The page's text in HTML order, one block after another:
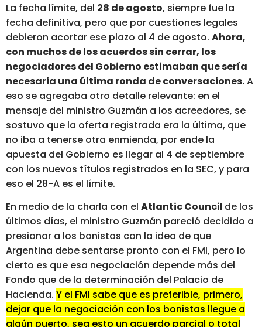
La fecha límite, del 28 de agosto, siempre fue la
fecha definitiva, pero que por cuestiones legales
debieron acortar ese plazo al 4 de agosto. Ahora,
con muchos de los acuerdos sin cerrar, los
negociadores del Gobierno estimaban que sería
necesaria una última ronda de conversaciones.A
eso se agregaba otro detalle relevante: en el
mensaje del ministro Guzmán a los acreedores, se
sostuvo que la oferta registrada era la última, que
no iba a tenerse otra enmienda, por ende la
apuesta del Gobierno es llegar al 4 de septiembre
con los nuevos títulos registrados en la SEC, y para
eso el 28-A es el límite.
En medio de la charla con el Atlantic Council de los
últimos días, el ministro Guzmán pareció decidido a
presionar a los bonistas con la idea de que
Argentina debe sentarse pronto con el FMI, pero lo
cierto es que esa negociación depende más del
Fondo que de la determinación del Palacio de
Hacienda. Y el FMI sabe que es preferible, primero,
dejar que la negociación con los bonistas llegue a
algún puerto, sea esto un acuerdo parcial o total